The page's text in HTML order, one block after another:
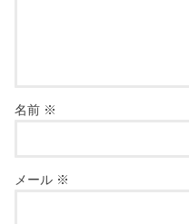
名前 ※
メール ※